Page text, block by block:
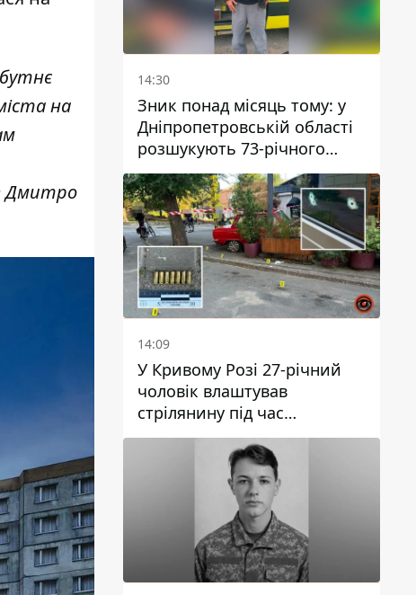
на
Дмитро
14:30
Зник понад місяць тому: у
Дніпропетровській області
розшукують 73-річного
чоловіка
14:09
У Кривому Розі 27-річний
чоловік влаштував
стрілянину під час
конфлікту: є поранений